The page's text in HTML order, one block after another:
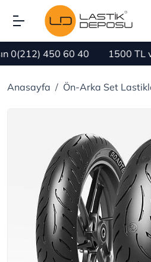
450 60 40 1500 TL ve
Anasayfa Ön-Arka Set